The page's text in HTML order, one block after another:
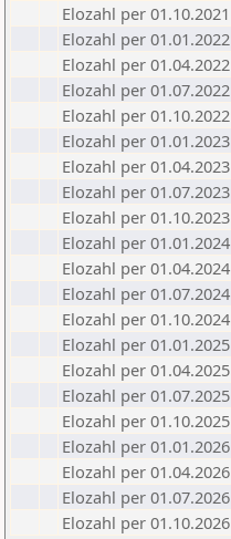
Elozahl per 01.10.2021
Elozahl per 01.01.2022
Elozahl per 01.04.2022
Elozahl per 01.07.2022
Elozahl per 01.10.2022
Elozahl per 01.01.2023
Elozahl per 01.04.2023
Elozahl per 01.07.2023
Elozahl per 01.10.2023
Elozahl per 01.01.2024
Elozahl per 01.04.2024
Elozahl per 01.07.2024
Elozahl per 01.10.2024
Elozahl per 01.01.2025
Elozahl per 01.04.2025
Elozahl per 01.07.2025
Elozahl per 01.10.2025
Elozahl per 01.01.2026
Elozahl per 01.04.2026
Elozahl per 01.07.2026
Elozahl per 01.10.2026